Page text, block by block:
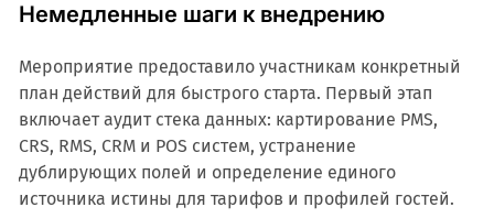
Немедленные шаги к внедрению
Мероприятие предоставило участникам конкретный
план действий для быстрого старта. Первый этап
включает аудит стека данных: картирование PMS,
CRS, RMS, CRM и POS систем, устранение
дублирующих полей и определение единого
источника истины для тарифов и профилей гостей.